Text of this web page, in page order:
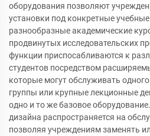
оборудования позволяют
установки под конкретные
разнообразные академические
продвинутых исследовательских
функции приспосабливаются к
студентов посредством
которые могут обслуживать
группы или крупные лекционные
одно и то же базовое
дизайна распространяется на
позволяя учреждениям заменять